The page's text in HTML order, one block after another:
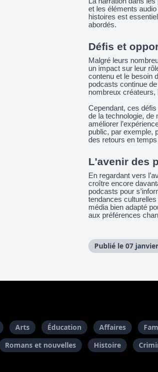
et les éléments
histoires est
abordés.
Défis et
Malgré leurs
un impact sur leur
contenu et le besoin
podcasts continue
nombreux créateurs,
Cependant, ces défis
de la technologie, de
améliorer
public, par exemple,
des retours en temps
L'avenir des
En regardant vers
croître encore
podcasts pour
tendances
média bien adapté
aux préférences
Publié le 07
Arts Éducation Affaires
Romans et nouvelles
Histoire